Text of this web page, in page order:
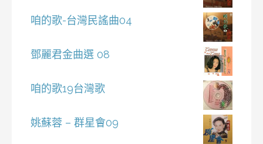
咱的歌-台灣民謠曲04
鄧麗君金曲選 08
咱的歌19台灣歌
姚蘇蓉 – 群星會09